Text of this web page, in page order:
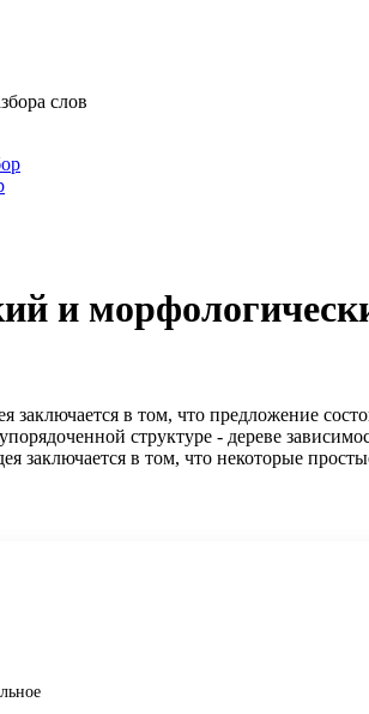
слов
и
заключается в том, что предложение
структуре - дереве
заключается в том, что некоторые